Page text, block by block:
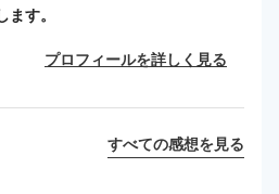
す。
プロフィールを詳しく見る
すべての感想を見る